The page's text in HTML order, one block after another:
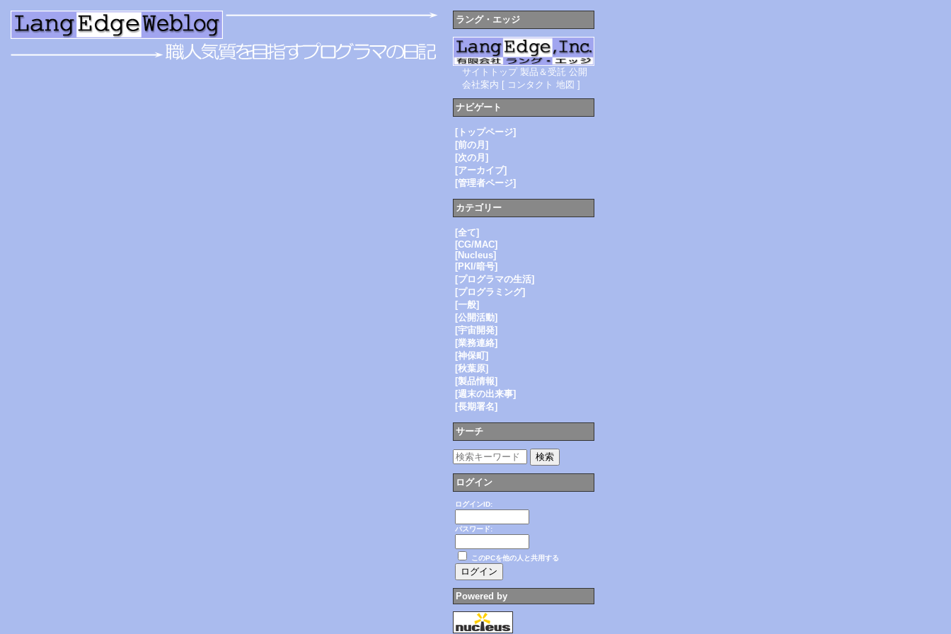
ラング・エッジ
サイトトップ 製品＆受託 公開
会社案内 [ コンタクト 地図 ]
ナビゲート
[トップページ]
[前の月]
[次の月]
[アーカイブ]
[管理者ページ]
カテゴリー
[全て]
[CG/MAC]
[Nucleus]
[PKI/暗号]
[プログラマの生活]
[プログラミング]
[一般]
[公開活動]
[宇宙開発]
[業務連絡]
[神保町]
[秋葉原]
[製品情報]
[週末の出来事]
[長期署名]
サーチ
ログイン
ログインID:
パスワード:
このPCを他の人と共用する
Powered by